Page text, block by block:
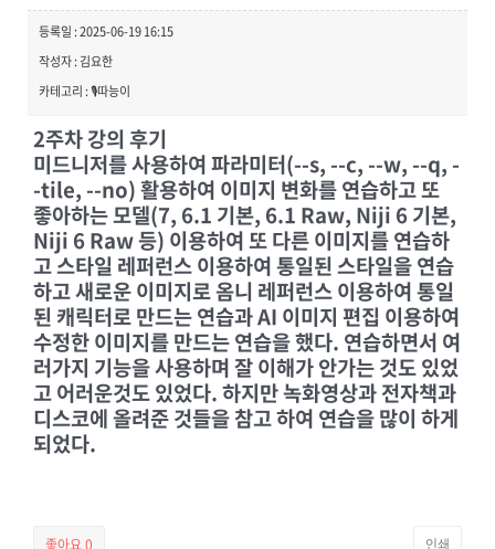
등록일 : 2025-06-19 16:15
작성자 : 김요한
카테고리 : 🎙️따능이
2주차 강의 후기
미드니저를 사용하여 파라미터(--s, --c, --w, --q, -
-tile, --no) 활용하여 이미지 변화를 연습하고 또
좋아하는 모델(7, 6.1 기본, 6.1 Raw, Niji 6 기본,
Niji 6 Raw 등) 이용하여 또 다른 이미지를 연습하
고 스타일 레퍼런스 이용하여 통일된 스타일을 연습
하고 새로운 이미지로 옴니 레퍼런스 이용하여 통일
된 캐릭터로 만드는 연습과 AI 이미지 편집 이용하여
수정한 이미지를 만드는 연습을 했다. 연습하면서 여
러가지 기능을 사용하며 잘 이해가 안가는 것도 있었
고 어러운것도 있었다. 하지만 녹화영상과 전자책과
디스코에 올려준 것들을 참고 하여 연습을 많이 하게
되었다.
좋아요0 인쇄